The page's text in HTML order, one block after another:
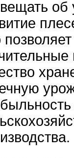
об